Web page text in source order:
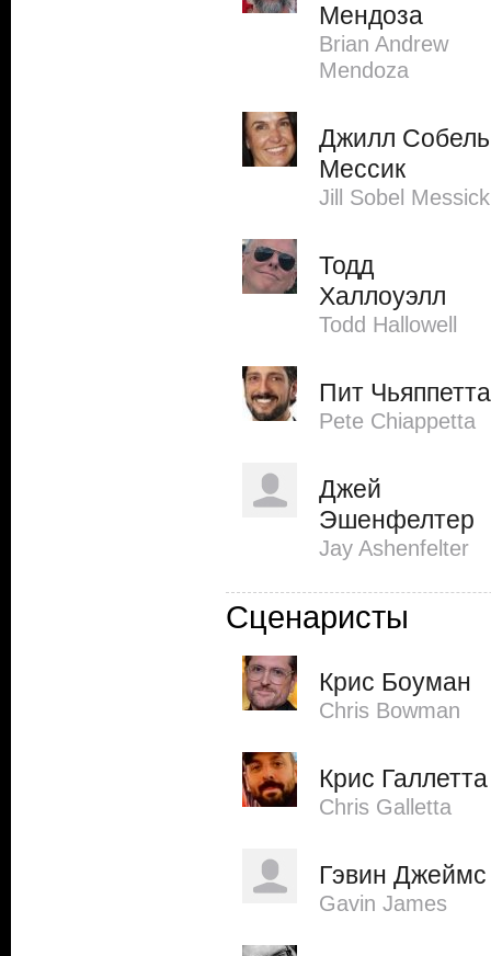
Мендоза
Brian Andrew
Mendoza
Джилл Собель
Мессик
Jill Sobel Messick
Тодд
Халлоуэлл
Todd Hallowell
Пит Чьяппетта
Pete Chiappetta
Джей
Эшенфелтер
Jay Ashenfelter
Сценаристы
Крис Боуман
Chris Bowman
Крис Галлетта
Chris Galletta
Гэвин Джеймс
Gavin James